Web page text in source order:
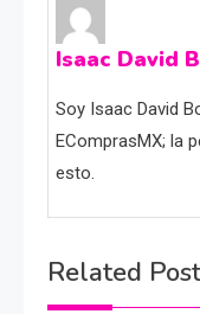
Isaac David
Soy Isaac David
EComprasMX; la
esto.
Related